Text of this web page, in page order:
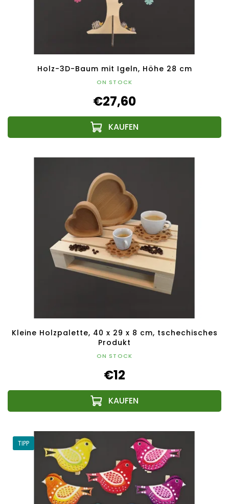
Holz-3D-Baum mit Igeln, Höhe 28 cm
ON STOCK
€27,60
Kleine Holzpalette, 40 x 29 x 8 cm, tschechisches
Produkt
ON STOCK
€12
TIPP